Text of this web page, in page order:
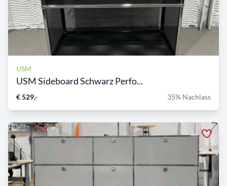
USM
USM Sideboard Schwarz Perfo...
€ 529,- 35% Nachlass